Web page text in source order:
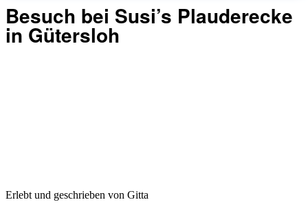
Besuch bei Susi’s Plauderecke
in Gütersloh
Erlebt und geschrieben von Gitta